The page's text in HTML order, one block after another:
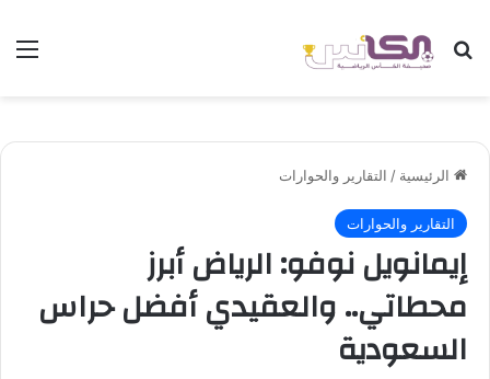
بحث عن
الرئيسية / التقارير والحوارات
التقارير والحوارات
إيمانويل نوفو: الرياض أبرز
محطاتي.. والعقيدي أفضل حراس
السعودية